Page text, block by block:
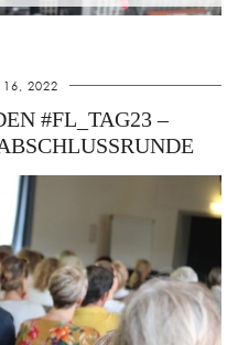
16, 2022
#FL_TAG23 –